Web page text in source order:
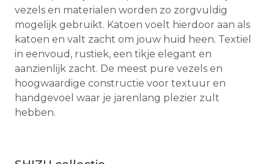
vezels en materialen worden zo zorgvuldig
mogelijk gebruikt. Katoen voelt hierdoor aan als
katoen en valt zacht om jouw huid heen. Textiel
in eenvoud, rustiek, een tikje elegant en
aanzienlijk zacht. De meest pure vezels en
hoogwaardige constructie voor textuur en
handgevoel waar je jarenlang plezier zult
hebben.